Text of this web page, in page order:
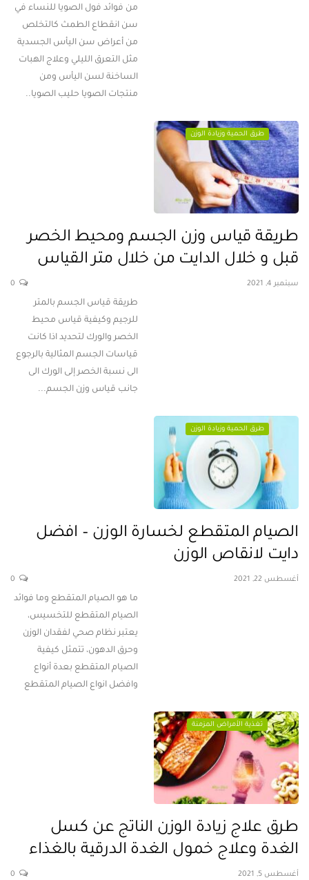
من فوائد فول الصويا للنساء في
سن انقطاع الطمث كالتخلص
من أعراض سن اليأس الجسدية
مثل التعرق الليلي وعلاج الهبات
الساخنة لسن اليأس ومن
منتجات الصويا حليب الصويا..
طرق الحمية وزيادة الوزن
طريقة قياس وزن الجسم ومحيط الخصر
قبل و خلال الدايت من خلال متر القياس
سبتمبر 4, 2021
طريقة قياس الجسم بالمتر
للرجيم وكيفية قياس محيط
الخصر والورك لتحديد اذا كانت
قياسات الجسم المثالية بالرجوع
الى نسبة الخصر إلى الورك الى
جانب قياس وزن الجسم...
طرق الحمية وزيادة الوزن
الصيام المتقطع لخسارة الوزن – افضل
دايت لانقاص الوزن
أغسطس 22, 2021
ما هو الصيام المتقطع وما فوائد
الصيام المتقطع للتخسيس،
يعتبر نظام صحي لفقدان الوزن
وحرق الدهون، تتمثل كيفية
الصيام المتقطع بعدة أنواع
وافضل انواع الصيام المتقطع
تغذية الأمراض المزمنة
طرق علاج زيادة الوزن الناتج عن كسل
الغدة وعلاج خمول الغدة الدرقية بالغذاء
أغسطس 5, 2021